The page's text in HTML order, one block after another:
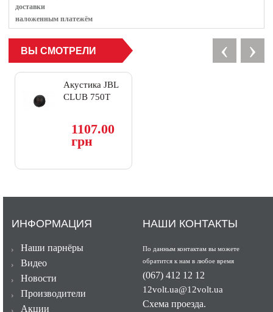
доставки
наложенным платежём
ВЫ СМОТРЕЛИ ‹ ›
Акустика JBL
CLUB 750T
1107.00
грн
ИНФОРМАЦИЯ
Наши парнёры
Видео
Новости
Производители
Акции
НАШИ КОНТАКТЫ
По данным контактам вы можете
обратится к нам в любое время
(067) 412 12 12
12volt.ua@12volt.ua
Схема проезда.